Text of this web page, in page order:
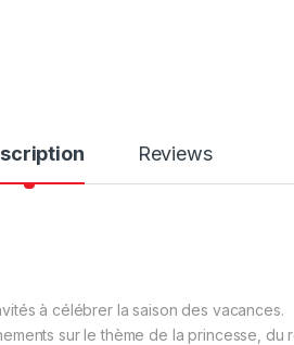
Reviews
à célébrer la saison des vacances.
sur le thème de la princesse, du